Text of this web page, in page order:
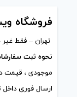
فروشگاه
تهران – فقط
نحوه ثبت
موجودی ، قیمت
ارسال فوری داخل تهران 2 ساعت / دیگر